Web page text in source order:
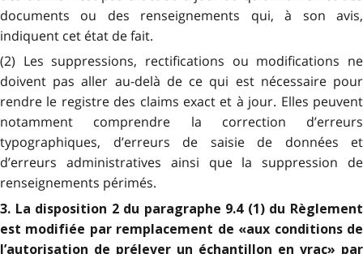
documents ou des renseignements qui, à son avis,
indiquent cet état de fait.
(2) Les suppressions, rectifications ou modifications ne
doivent pas aller au-delà de ce qui est nécessaire pour
rendre le registre des claims exact et à jour. Elles peuvent
notamment comprendre la correction d’erreurs
typographiques, d’erreurs de saisie de données et
d’erreurs administratives ainsi que la suppression de
renseignements périmés.
3. La disposition 2 du paragraphe 9.4 (1) du Règlement
est modifiée par remplacement de «aux conditions de
l’autorisation de prélever un échantillon en vrac» par